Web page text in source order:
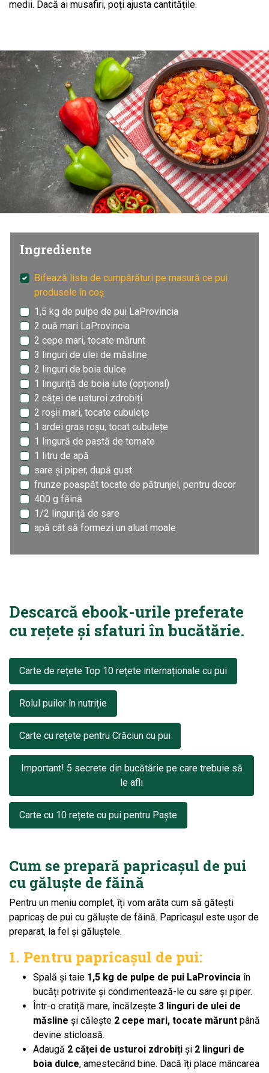
medii. Dacă ai musafiri, poți ajusta cantitățile.
Ingrediente
Bifează lista de cumpărături pe masură ce pui
produsele în coș
1,5 kg de pulpe de pui LaProvincia
2 ouă mari LaProvincia
2 cepe mari, tocate mărunt
3 linguri de ulei de măsline
2 linguri de boia dulce
1 linguriță de boia iute (opțional)
2 căței de usturoi zdrobiți
2 roșii mari, tocate cubulețe
1 ardei gras roșu, tocat cubulețe
1 lingură de pastă de tomate
1 litru de apă
sare și piper, după gust
frunze poaspăt tocate de pătrunjel, pentru decor
400 g făină
1/2 linguriță de sare
apă cât să formezi un aluat moale
Descarcă ebook-urile preferate
cu rețete și sfaturi în bucătărie.
Carte de rețete Top 10 rețete internaționale cu pui
Rolul puilor în nutriție
Carte cu rețete pentru Crăciun cu pui
Important! 5 secrete din bucătărie pe care trebuie să
le afli
Carte cu 10 rețete cu pui pentru Paște
Cum se prepară papricașul de pui
cu găluște de făină
Pentru un meniu complet, îți vom arăta cum să gătești
papricaș de pui cu găluște de făină. Papricașul este ușor de
preparat, la fel și găluștele.
1. Pentru papricașul de pui:
Spală și taie 1,5 kg de pulpe de pui LaProvincia în
bucăți potrivite și condimentează-le cu sare și piper.
Într-o cratiță mare, încălzește 3 linguri de ulei de
măsline și călește 2 cepe mari, tocate mărunt până
devine sticloasă.
Adaugă 2 căței de usturoi zdrobiți și 2 linguri de
boia dulce, amestecând bine. Dacă îți place mâncarea